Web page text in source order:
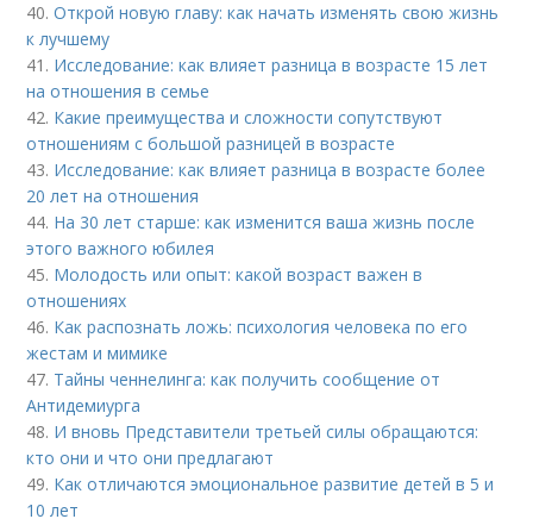
40.Открой новую главу: как начать изменять свою жизнь
к лучшему
41. Исследование: как влияет разница в возрасте 15 лет
на отношения в семье
42. Какие преимущества и сложности сопутствуют
отношениям с большой разницей в возрасте
43. Исследование: как влияет разница в возрасте более
20 лет на отношения
44. На 30 лет старше: как изменится ваша жизнь после
этого важного юбилея
45. Молодость или опыт: какой возраст важен в
отношениях
46. Как распознать ложь: психология человека по его
жестам и мимике
47. Тайны ченнелинга: как получить сообщение от
Антидемиурга
48. И вновь Представители третьей силы обращаются:
кто они и что они предлагают
49. Как отличаются эмоциональное развитие детей в 5 и
10 лет